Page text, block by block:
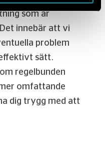
som är
innebär att vi
problem
sätt.
regelbunden
omfattande
dig trygg med att